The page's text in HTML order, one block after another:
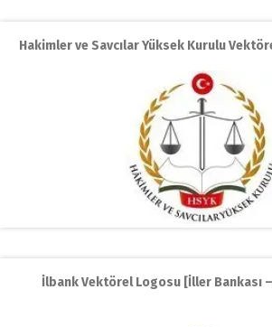
Hakimler ve Savcılar Yüksek Kurulu
İlbank Vektörel Logosu [İller Bankası –